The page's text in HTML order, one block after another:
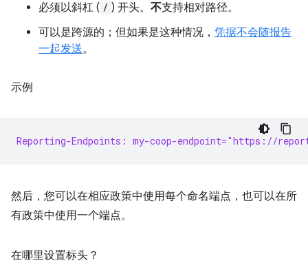
必须以斜杠 ( / ) 开头。 不支持相对路径。
可以是跨源的；但如果是这种情况， 凭据不会随报告
一起发送。
示例
Reporting-Endpoints: my-coop-endpoint="https://
然后，您可以在相应政策中使用每个命名端点，也可以在所
有政策中使用一个端点。
在哪里设置标头？